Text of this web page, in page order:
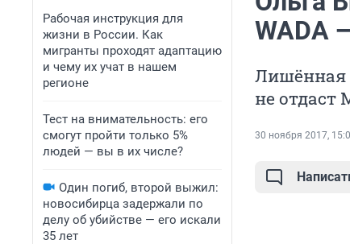
Рабочая инструкция для
жизни в России. Как
мигранты проходят адаптацию
и чему их учат в нашем
регионе
Тест на внимательность: его
смогут пройти только 5%
людей — вы в их числе?
Один погиб, второй выжил:
новосибирца задержали по
делу об убийстве — его искали
35 лет
WADA
Лишённая
не отдаст
30 ноября 2017,